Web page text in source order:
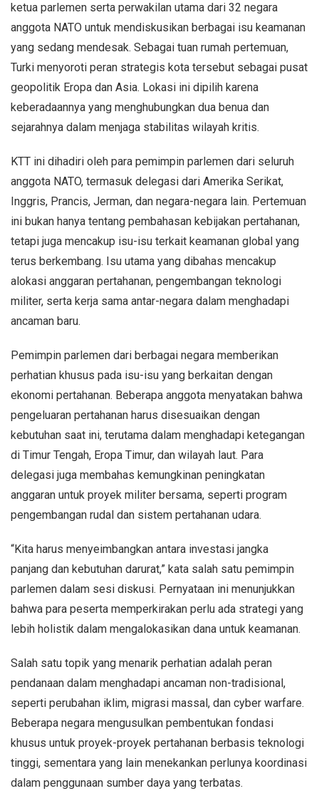
ketua parlemen serta perwakilan utama dari 32 negara
anggota NATO untuk mendiskusikan berbagai isu keamanan
yang sedang mendesak. Sebagai tuan rumah pertemuan,
Turki menyoroti peran strategis kota tersebut sebagai pusat
geopolitik Eropa dan Asia. Lokasi ini dipilih karena
keberadaannya yang menghubungkan dua benua dan
sejarahnya dalam menjaga stabilitas wilayah kritis.
KTT ini dihadiri oleh para pemimpin parlemen dari seluruh
anggota NATO, termasuk delegasi dari Amerika Serikat,
Inggris, Prancis, Jerman, dan negara-negara lain. Pertemuan
ini bukan hanya tentang pembahasan kebijakan pertahanan,
tetapi juga mencakup isu-isu terkait keamanan global yang
terus berkembang. Isu utama yang dibahas mencakup
alokasi anggaran pertahanan, pengembangan teknologi
militer, serta kerja sama antar-negara dalam menghadapi
ancaman baru.
Pemimpin parlemen dari berbagai negara memberikan
perhatian khusus pada isu-isu yang berkaitan dengan
ekonomi pertahanan. Beberapa anggota menyatakan bahwa
pengeluaran pertahanan harus disesuaikan dengan
kebutuhan saat ini, terutama dalam menghadapi ketegangan
di Timur Tengah, Eropa Timur, dan wilayah laut. Para
delegasi juga membahas kemungkinan peningkatan
anggaran untuk proyek militer bersama, seperti program
pengembangan rudal dan sistem pertahanan udara.
“Kita harus menyeimbangkan antara investasi jangka
panjang dan kebutuhan darurat,” kata salah satu pemimpin
parlemen dalam sesi diskusi. Pernyataan ini menunjukkan
bahwa para peserta memperkirakan perlu ada strategi yang
lebih holistik dalam mengalokasikan dana untuk keamanan.
Salah satu topik yang menarik perhatian adalah peran
pendanaan dalam menghadapi ancaman non-tradisional,
seperti perubahan iklim, migrasi massal, dan cyber warfare.
Beberapa negara mengusulkan pembentukan fondasi
khusus untuk proyek-proyek pertahanan berbasis teknologi
tinggi, sementara yang lain menekankan perlunya koordinasi
dalam penggunaan sumber daya yang terbatas.